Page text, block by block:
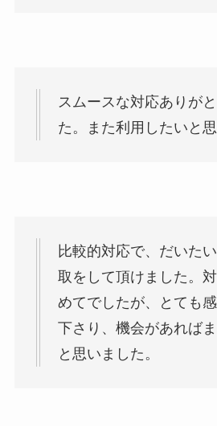
スムースな対応ありが
た。また利用したいと思
比較的対応で、だいた
取をして頂けました。
めてでしたが、とても
下さり、機会があれば
と思いました。